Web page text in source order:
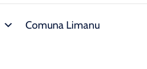
Comuna Limanu